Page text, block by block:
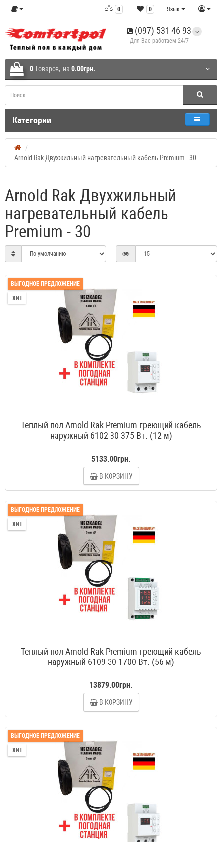
Язык
0
0
(097) 531-46-93
Для Вас работаем 24/7
0Tоваров, на 0.00грн.
Категории
Arnold Rak Двухжильный нагревательный кабель Premium - 30
Arnold Rak Двухжильный
нагревательный кабель
Premium - 30
ВЫГОДНОЕ ПРЕДЛОЖЕНИЕ
ХИТ
Теплый пол Arnold Rak Premium греющий кабель
наружный 6102-30 375 Вт. (12 м)
5133.00грн.
В КОРЗИНУ
ВЫГОДНОЕ ПРЕДЛОЖЕНИЕ
ХИТ
Теплый пол Arnold Rak Premium греющий кабель
наружный 6109-30 1700 Вт. (56 м)
13879.00грн.
В КОРЗИНУ
ВЫГОДНОЕ ПРЕДЛОЖЕНИЕ
ХИТ